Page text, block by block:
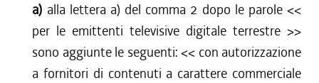
a) alla lettera a) del comma 2 dopo le parole <<
per le emittenti televisive digitale terrestre >>
sono aggiunte le seguenti: << con autorizzazione
a fornitori di contenuti a carattere commerciale